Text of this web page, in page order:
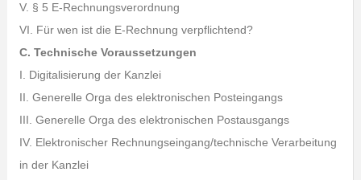
V. § 5 E-Rechnungsverordnung
VI. Für wen ist die E-Rechnung verpflichtend?
C. Technische Voraussetzungen
I. Digitalisierung der Kanzlei
II. Generelle Orga des elektronischen Posteingangs
III. Generelle Orga des elektronischen Postausgangs
IV. Elektronischer Rechnungseingang/technische Verarbeitung
in der Kanzlei